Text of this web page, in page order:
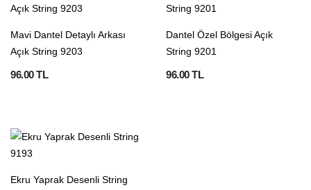
Mavi Dantel Detaylı Arkası
Açık String 9203
96.00 TL
Dantel Özel Bölgesi Açık
String 9201
96.00 TL
Ekru Yaprak Desenli String